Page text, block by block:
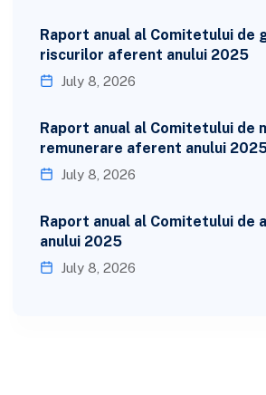
Raport anual al Comitetului de
riscurilor aferent anului 2025
July 8, 2026
Raport anual al Comitetului de
remunerare aferent anului
July 8, 2026
Raport anual al Comitetului de
anului 2025
July 8, 2026